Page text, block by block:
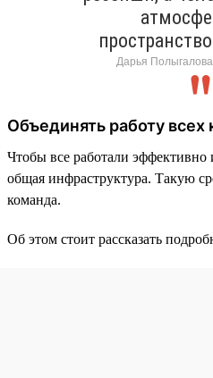
Дарья
Объединять работу всех
Чтобы все работали
общая инфраструктура. Такую
команда.
Об этом стоит рассказать